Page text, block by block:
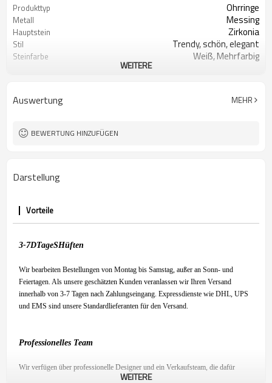
Produkttyp Ohrringe
Metall Messing
Hauptstein Zirkonia
Stil Trendy, schön, elegant
Steinfarbe Weiß, Mehrfarbig
WEITERE
Auswertung MEHR
BEWERTUNG HINZUFÜGEN
Darstellung
Vorteile
3-7DTageSHüften
Wir bearbeiten Bestellungen von Montag bis Samstag, außer an Sonn- und
Feiertagen. Als unsere geschätzten Kunden veranlassen wir Ihren Versand
innerhalb von 3-7 Tagen nach Zahlungseingang. Expressdienste wie DHL, UPS
und EMS sind unsere Standardlieferanten für den Versand.
Professionelles Team
Wir verfügen über professionelle Designer und ein Verkaufsteam, die dafür
sorgen, dass Sie mit unserem Produkt zufrieden sind und ein angenehmes
WEITERE